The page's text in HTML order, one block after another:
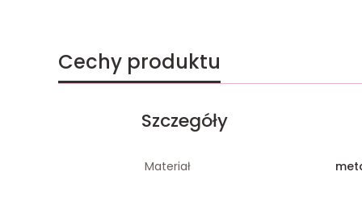
Cechy produktu
Szczegóły
Materiał